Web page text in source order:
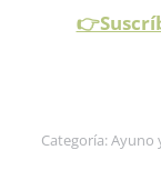
Categoría:Ayuno